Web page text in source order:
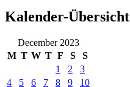
Kalender-Übersicht
December 2023
M T W T F S
S
1
2
3
4
5 6 7 8 9
10